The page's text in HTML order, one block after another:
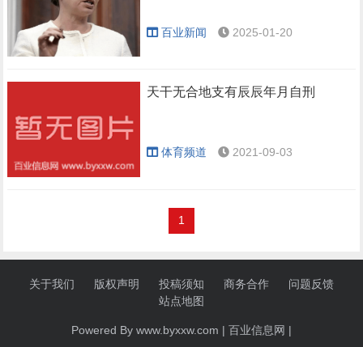
百业新闻 2025-01-20
天干无合地支有辰辰年月自刑
体育频道 2021-09-03
1
关于我们 版权声明 投稿须知 商务合作
问题反馈
站点地图
Powered By www.byxxw.com | 百业信息网 |